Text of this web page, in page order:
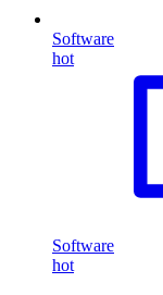
Software
hot
Software
hot